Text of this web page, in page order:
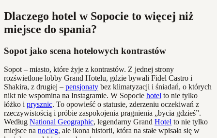
Dlaczego hotel w Sopocie to więcej niż
miejsce do spania?
Sopot jako scena hotelowych kontrastów
Sopot – miasto, które żyje z kontrastów. Z jednej strony
rozświetlone lobby Grand Hotelu, gdzie bywali Fidel Castro i
Shakira, z drugiej – pensjonaty bez klimatyzacji i śniadań, o których
nikt nie wspomina na Instagramie. W Sopocie hotel to nie tylko
łóżko i prysznic. To opowieść o statusie, zderzeniu oczekiwań z
rzeczywistością i próbie zaspokojenia pragnienia „bycia gdzieś”.
Według National Geographic, legendarny Grand Hotel to nie tylko
miejsce na nocleg, ale ikona historii, która na stałe wpisała się w